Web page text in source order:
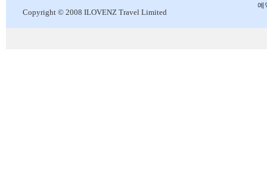
예
Copyright © 2008 ILOVENZ Travel Limited